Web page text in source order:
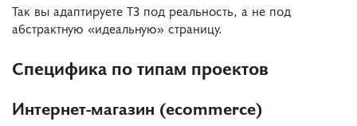
Так вы адаптируете ТЗ под реальность, а не под
абстрактную «идеальную» страницу.
Специфика по типам проектов
Интернет-магазин (ecommerce)